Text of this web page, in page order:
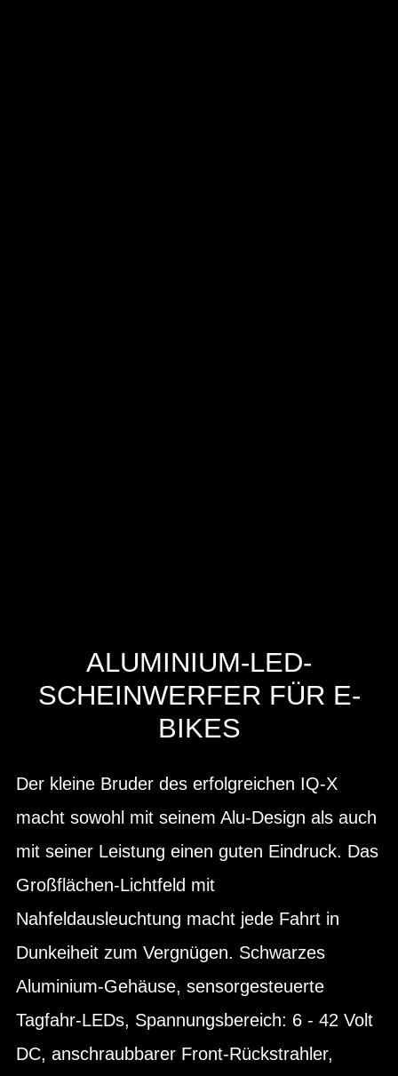
ALUMINIUM-LED-
SCHEINWERFER FÜR E-
BIKES
Der kleine Bruder des erfolgreichen IQ-X
macht sowohl mit seinem Alu-Design als auch
mit seiner Leistung einen guten Eindruck. Das
Großflächen-Lichtfeld mit
Nahfeldausleuchtung macht jede Fahrt in
Dunkeiheit zum Vergnügen. Schwarzes
Aluminium-Gehäuse, sensorgesteuerte
Tagfahr-LEDs, Spannungsbereich: 6 - 42 Volt
DC, anschraubbarer Front-Rückstrahler,